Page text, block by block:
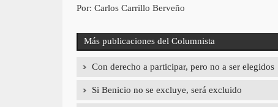
Por: Carlos Carrillo Berveño
Más publicaciones del Columnista
Con derecho a participar, pero no a ser elegidos
Si Benicio no se excluye, será excluido